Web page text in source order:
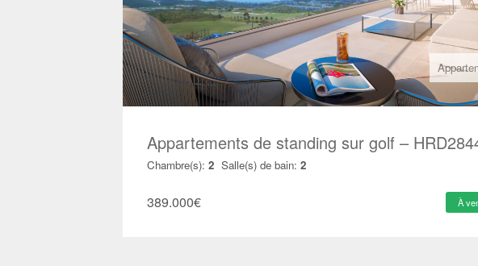
Appartements de standing sur golf –
Chambre(s): 2 Salle(s) de bain: 2
389.000€ À